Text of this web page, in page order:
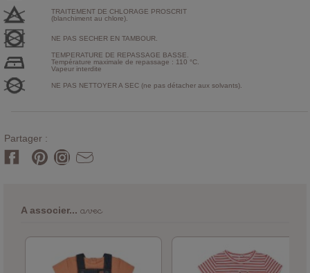
TRAITEMENT DE CHLORAGE PROSCRIT
(blanchiment au chlore).
NE PAS SECHER EN TAMBOUR.
TEMPERATURE DE REPASSAGE BASSE.
Température maximale de repassage : 110 °C.
Vapeur interdite
NE PAS NETTOYER A SEC (ne pas détacher aux solvants).
Partager :
A associer...